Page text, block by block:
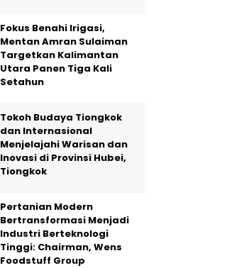
Fokus Benahi Irigasi,
Mentan Amran Sulaiman
Targetkan Kalimantan
Utara Panen Tiga Kali
Setahun
Tokoh Budaya Tiongkok
dan Internasional
Menjelajahi Warisan dan
Inovasi di Provinsi Hubei,
Tiongkok
Pertanian Modern
Bertransformasi Menjadi
Industri Berteknologi
Tinggi: Chairman, Wens
Foodstuff Group